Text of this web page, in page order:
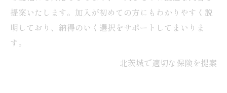
提案いたします。加入が初めての方にもわかりやすく説
明しており、納得のいく選択をサポートしてまいりま
す。
北茨城で適切な保険を提案